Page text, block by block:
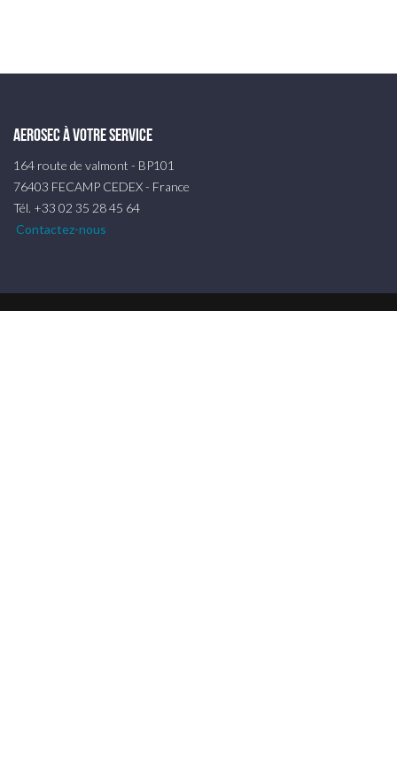
AEROSEC à votre service
164 route de valmont - BP101
76403 FECAMP CEDEX - France
Tél. +33 02 35 28 45 64
Contactez-nous